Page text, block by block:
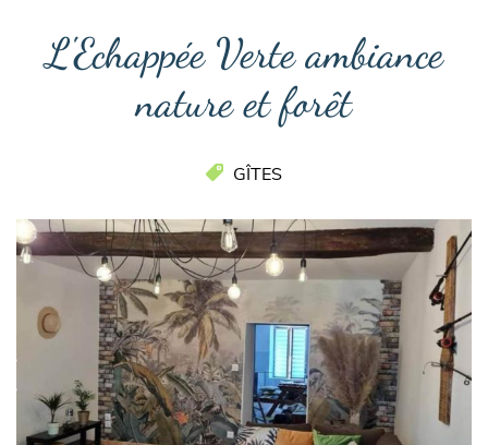
L'Echappée Verte ambiance
nature et forêt
GÎTES